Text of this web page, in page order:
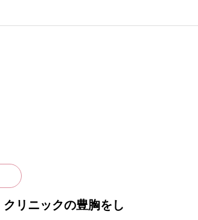
クリニックの豊胸をし